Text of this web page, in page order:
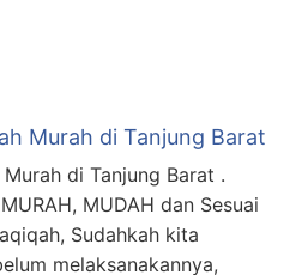
Murah di Tanjung Barat
di Tanjung Barat .
MUDAH dan Sesuai
Sudahkah kita
melaksanakannya,